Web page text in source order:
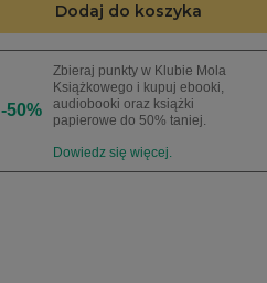
Dodaj do koszyka
-50%
Zbieraj punkty w Klubie Mola
Książkowego i kupuj ebooki,
audiobooki oraz książki
papierowe do 50% taniej.
Dowiedz się więcej.